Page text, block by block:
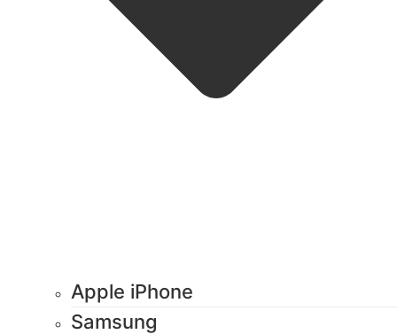
Apple iPhone
Samsung